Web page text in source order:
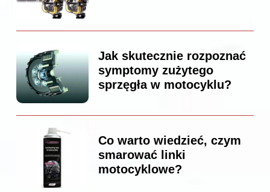
Jak skutecznie rozpoznać
symptomy zużytego
sprzęgła w motocyklu?
Co warto wiedzieć, czym
smarować linki
motocyklowe?